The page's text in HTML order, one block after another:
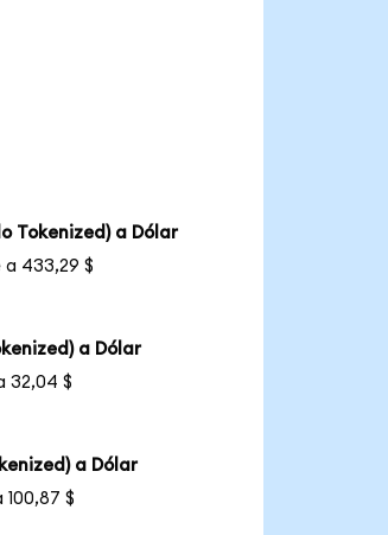
Tokenized) a Dólar
a 433,29 $
a Dólar
32,04 $
a Dólar
100,87 $